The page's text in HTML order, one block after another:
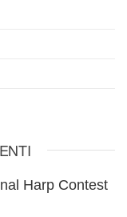
Harp Contest